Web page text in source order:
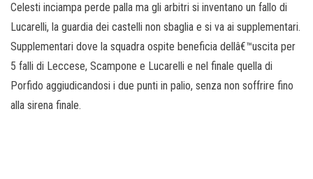
Celesti inciampa perde palla ma gli arbitri si inventano un fallo di
Lucarelli, la guardia dei castelli non sbaglia e si va ai supplementari.
Supplementari dove la squadra ospite beneficia dellâ€™uscita per
5 falli di Leccese, Scampone e Lucarelli e nel finale quella di
Porfido aggiudicandosi i due punti in palio, senza non soffrire fino
alla sirena finale.